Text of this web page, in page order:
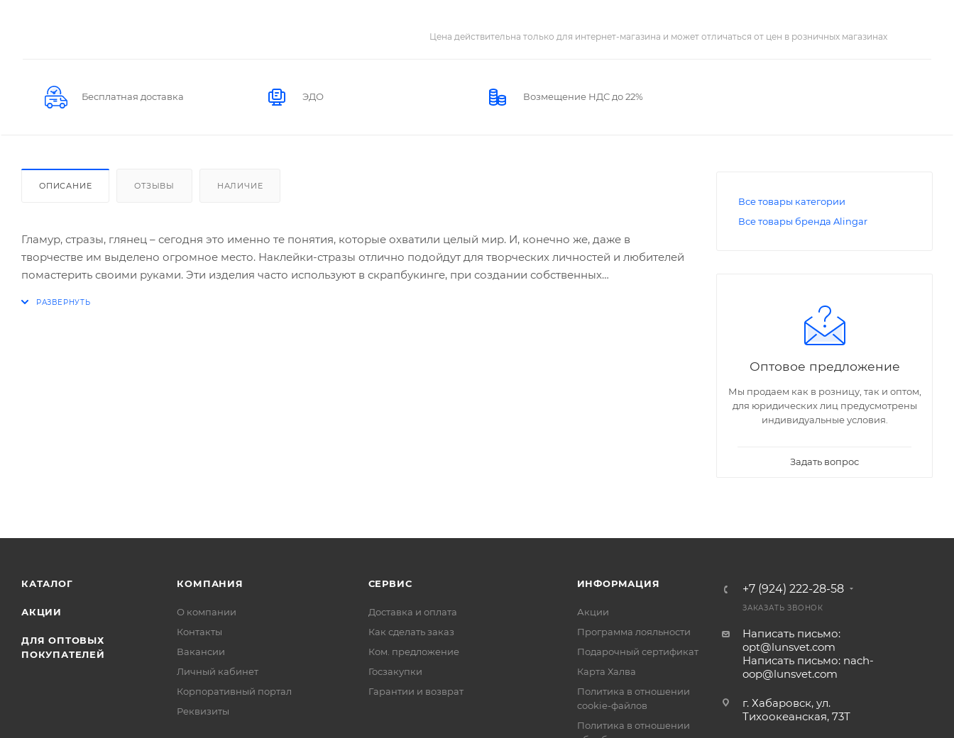
Цена действительна только для интернет-магазина и может отличаться от цен в розничных магазинах
Бесплатная доставка ЭДО Возмещение НДС до 22%
ОПИСАНИЕ ОТЗЫВЫ НАЛИЧИЕ
Гламур, стразы, глянец – сегодня это именно те понятия, которые охватили целый мир. И, конечно же, даже в
творчестве им выделено огромное место. Наклейки-стразы отлично подойдут для творческих личностей и любителей
помастерить своими руками. Эти изделия часто используют в скрапбукинге, при создании собственных
Все товары категории
Все товары бренда Alingar
Оптовое предложение
Мы продаем как в розницу, так и оптом,
для юридических лиц предусмотрены
индивидуальные условия.
Задать вопрос
КАТАЛОГ
АКЦИИ
ДЛЯ ОПТОВЫХ
ПОКУПАТЕЛЕЙ
КОМПАНИЯ
О компании
Контакты
Вакансии
Личный кабинет
Корпоративный портал
Реквизиты
СЕРВИС
Доставка и оплата
Как сделать заказ
Ком. предложение
Госзакупки
Гарантии и возврат
ИНФОРМАЦИЯ
Акции
Программа лояльности
Подарочный сертификат
Карта Халва
Политика в отношении
cookie-файлов
Политика в отношении
+7 (924) 222-28-58
ЗАКАЗАТЬ ЗВОНОК
Написать письмо:
opt@lunsvet.com
Написать письмо: nach-
oop@lunsvet.com
г. Хабаровск, ул.
Тихоокеанская, 73Т